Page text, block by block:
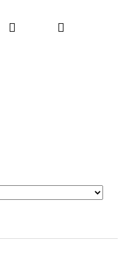
Údržba oblečení
PřihlášeníNákupní